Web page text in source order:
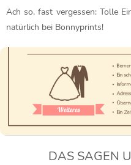
Ach so, fast vergessen: Tolle
natürlich bei Bonnyprints!
DAS SAGEN